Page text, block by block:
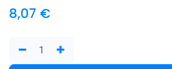
8,07 €